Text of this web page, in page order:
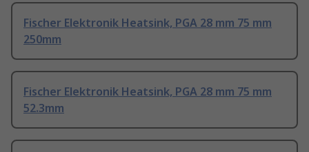
Fischer Elektronik Heatsink, PGA 28 mm 75 mm
250mm
Fischer Elektronik Heatsink, PGA 28 mm 75 mm
52.3mm